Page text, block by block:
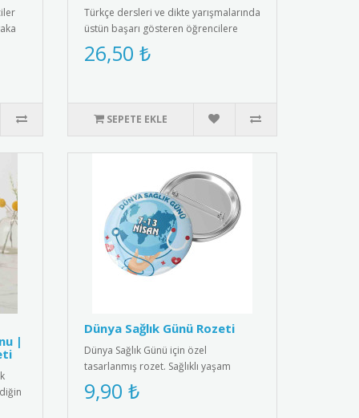
Türkçe dersleri ve dikte yarışmalarında
üstün başarı gösteren öğrencilere
özel, kişiselleştirilmiş m..
26,50 ₺
SEPETE EKLE
|
Dünya Sağlık Günü Rozeti
Dünya Sağlık Günü için özel
tasarlanmış rozet. Sağlıklı yaşam
bilincini yaymak için ideal aksesuar.R..
9,90 ₺